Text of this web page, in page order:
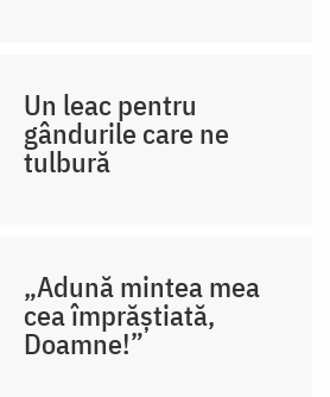
Un leac pentru
gândurile care ne
tulbură
„Adună mintea mea
cea împrăștiată,
Doamne!”